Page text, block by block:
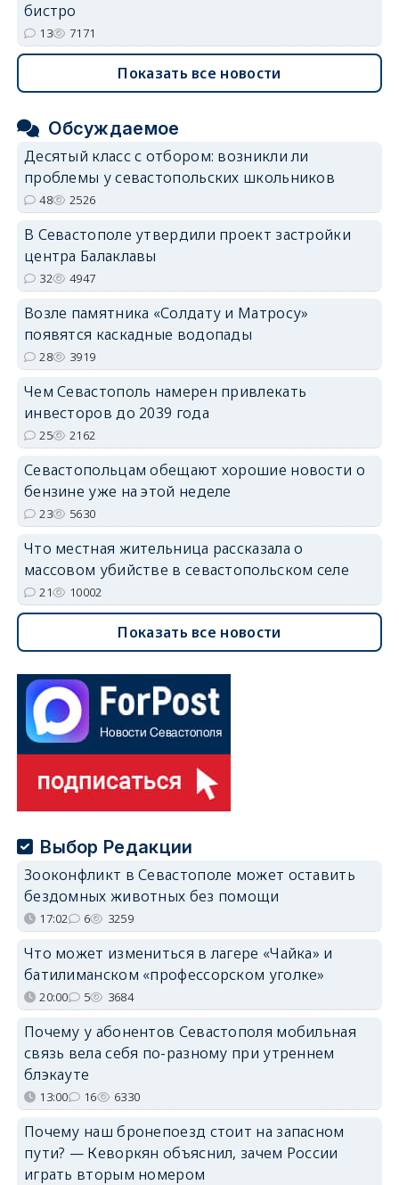
бистро
13 7171
Показать все новости
Обсуждаемое
Десятый класс с отбором: возникли ли
проблемы у севастопольских школьников
48 2526
В Севастополе утвердили проект застройки
центра Балаклавы
32 4947
Возле памятника «Солдату и Матросу»
появятся каскадные водопады
28 3919
Чем Севастополь намерен привлекать
инвесторов до 2039 года
25 2162
Севастопольцам обещают хорошие новости о
бензине уже на этой неделе
23 5630
Что местная жительница рассказала о
массовом убийстве в севастопольском селе
21 10002
Показать все новости
Выбор Редакции
Зооконфликт в Севастополе может оставить
бездомных животных без помощи
17:02 6 3259
Что может измениться в лагере «Чайка» и
батилиманском «профессорском уголке»
20:00 5 3684
Почему у абонентов Севастополя мобильная
связь вела себя по-разному при утреннем
блэкауте
13:00 16 6330
Почему наш бронепоезд стоит на запасном
пути? — Кеворкян объяснил, зачем России
играть вторым номером